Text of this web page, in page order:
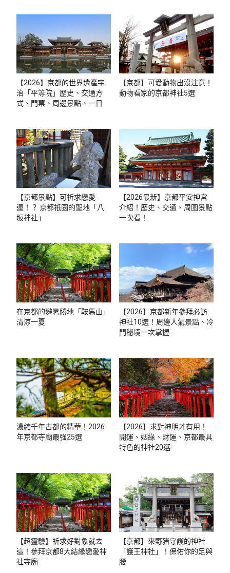
【2026】京都的世界遺產宇
治「平等院」歷史、交通方
式、門票、周邊景點、一日觀
【京都】可愛動物出沒注意！
動物看家的京都神社5選
【京都景點】可祈求戀愛
運！？ 京都祇園的聖地「八
坂神社」
【2026最新】京都平安神宮
介紹！歷史、交通、周圍景點
一次看！
在京都的避暑勝地「鞍馬山」
清涼一夏
【2026】京都新年參拜必訪
神社10選！周邊人氣景點、冷
門秘境一次掌握
濃縮千年古都的精華！2026
年京都寺廟最強25選
【2026】求對神明才有用！
開運、姻緣、財運、京都最具
特色的神社20選
【超靈驗】祈求好對象就去
這！參拜京都8大結緣戀愛神
社寺廟
【京都】來野豬守護的神社
「護王神社」！保佑你的足與
腰